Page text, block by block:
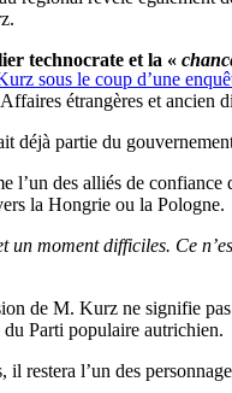
sous le coup d’une
technocrate et la «
étrangères et ancien
déjà partie du
l’un des alliés de
la Hongrie ou la Pologne.
un moment difficiles. Ce
de M. Kurz ne signifie
Parti populaire autrichien.
il restera l’un des